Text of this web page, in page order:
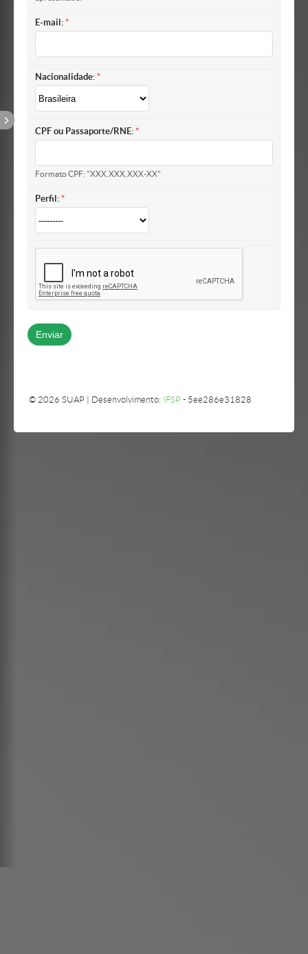
E-mail:
Nacionalidade:
CPF ou Passaporte/RNE:
Formato CPF: "XXX.XXX.XXX-XX"
Perfil:
© 2026 SUAP | Desenvolvimento: IFSP - 5ee286e31828